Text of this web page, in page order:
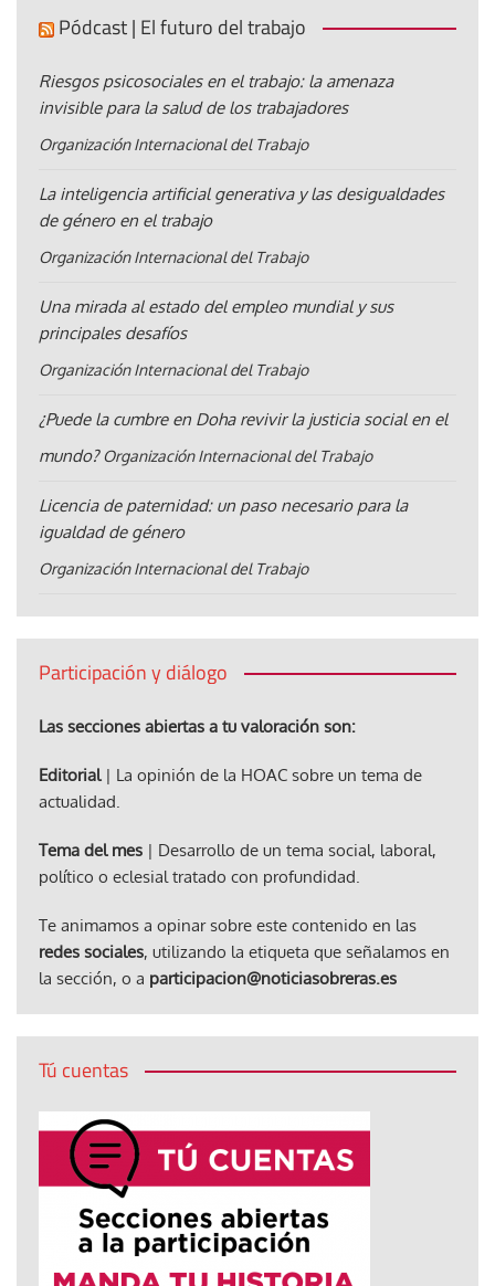
Pódcast | El futuro del trabajo
Riesgos psicosociales en el trabajo: la amenaza
invisible para la salud de los trabajadores
Organización Internacional del Trabajo
La inteligencia artificial generativa y las desigualdades
de género en el trabajo
Organización Internacional del Trabajo
Una mirada al estado del empleo mundial y sus
principales desafíos
Organización Internacional del Trabajo
¿Puede la cumbre en Doha revivir la justicia social en el
mundo? Organización Internacional del Trabajo
Licencia de paternidad: un paso necesario para la
igualdad de género
Organización Internacional del Trabajo
Participación y diálogo
Las secciones abiertas a tu valoración son:
Editorial| La opinión de la HOAC sobre un tema de
actualidad.
Tema del mes | Desarrollo de un tema social, laboral,
político o eclesial tratado con profundidad.
Te animamos a opinar sobre este contenido en las
redes sociales, utilizando la etiqueta que señalamos en
la sección, o a participacion@noticiasobreras.es
Tú cuentas